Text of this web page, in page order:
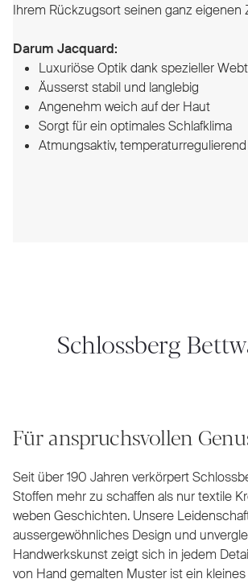
Ihrem Rückzugsort seinen ganz eigenen
Darum Jacquard:
Luxuriöse Optik dank spezieller
Äusserst stabil und langlebig
Angenehm weich auf der Haut
Sorgt für ein optimales Schlafklima
Atmungsaktiv, temperaturregulierend
Schlossberg
Für anspruchsvollen
Seit über 190 Jahren verkörpert
Stoffen mehr zu schaffen als nur textile
weben Geschichten. Unsere
aussergewöhnliches Design und
Handwerkskunst zeigt sich in jedem
von Hand gemalten Muster ist ein